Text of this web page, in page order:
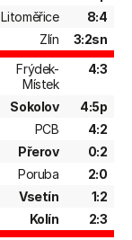
Litoměřice
8:4
Zlín
3:2sn
Frýdek-
Místek
4:3
Sokolov
4:5p
PCB
4:2
Přerov
0:2
Poruba
2:0
Vsetín
1:2
Kolín
2:3